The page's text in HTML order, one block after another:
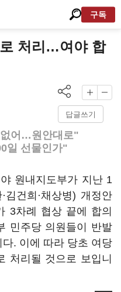
구독
처리…여야 합
답글쓰기
어…원안대로"
일 선물인가"
원내지도부가 지난 1
건희·채상병) 개정안
3차례 협상 끝에 합의
민주당 의원들이 반발
. 이에 따라 당초 여당
처리될 것으로 보입니